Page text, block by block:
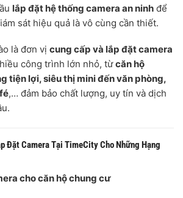
lắp đặt hệ thống camera an ninh để
sát hiệu quả là vô cùng cần thiết.
là đơn vị cung cấp và lắp đặt camera
công trình lớn nhỏ, từcăn hộ
tiện lợi, siêu thị mini đến văn phòng,
,… đảm bảo chất lượng, uy tín và dịch
Đặt Camera Tại TimeCity Cho Những Hạng
cho căn hộ chung cư